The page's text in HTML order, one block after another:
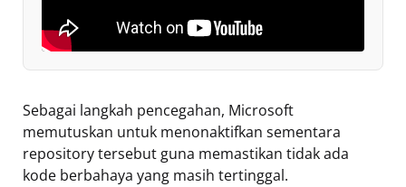
Sebagai langkah pencegahan, Microsoft
memutuskan untuk menonaktifkan sementara
repository tersebut guna memastikan tidak ada
kode berbahaya yang masih tertinggal.